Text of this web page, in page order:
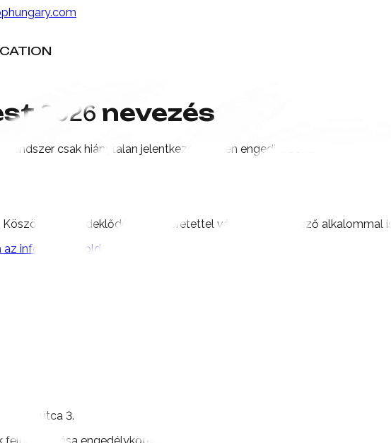
2026 nevezés
csak hiánytalan jelentkezés esetén engedi a beküldést.
az érdeklődést, és szeretettel várunk a következő alkalommal is.
az információs oldalra
, Ipar utca 3.
engedélyköteles.